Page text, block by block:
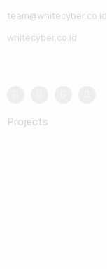
team@whitecyber.co.id
whitecyber.co.id
Projects